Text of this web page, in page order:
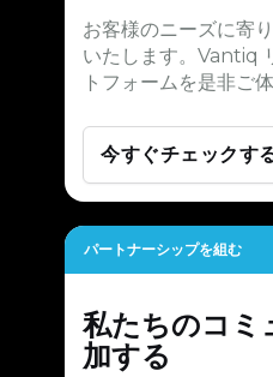
お客様のニーズに寄
いたします。Vantiq
トフォームを是非ご
今すぐチェックす
パートナーシップを組む
私たちのコミ
加する